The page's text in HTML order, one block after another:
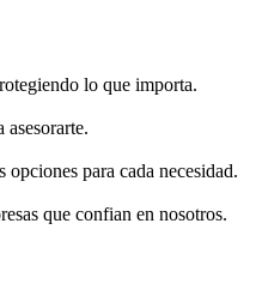
lo que importa.
asesorarte.
opciones para cada necesidad.
que confian en nosotros.